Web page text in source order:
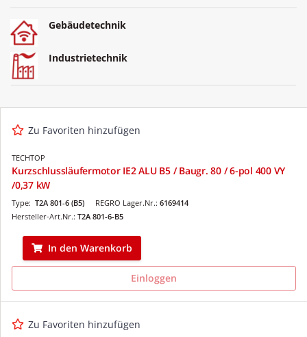
Gebäudetechnik
Industrietechnik
Zu Favoriten hinzufügen
TECHTOP
Kurzschlussläufermotor IE2 ALU B5 / Baugr. 80 / 6-pol 400 VY
/0,37 kW
REGRO Lager.Nr.: 6169414
Type: T2A 801-6 (B5)
Hersteller-Art.Nr.: T2A 801-6-B5
In den Warenkorb
Einloggen
Zu Favoriten hinzufügen